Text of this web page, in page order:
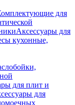
для
Аксессуары для
кухонные,
для плит и
для